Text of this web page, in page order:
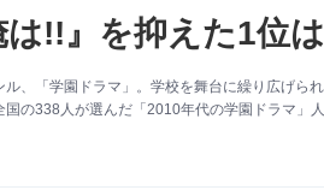
は!!』を抑えた1位
、「学園ドラマ」。学校を舞台に繰り広げら
国の338人が選んだ「2010年代の学園ドラマ」